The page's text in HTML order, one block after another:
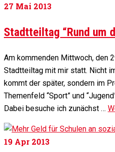
27 Mai 2013
Stadtteiltag “Rund um
Am kommenden Mittwoch, den
Stadtteiltag mit mir statt. Nicht
kommt der später, sondern im
Themenfeld “Sport” und
Dabei besuche ich zunächst …
19 Apr 2013